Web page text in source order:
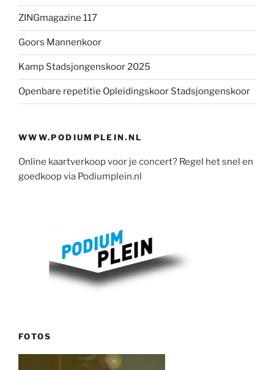
ZINGmagazine 117
Goors Mannenkoor
Kamp Stadsjongenskoor 2025
Openbare repetitie Opleidingskoor Stadsjongenskoor
WWW.PODIUMPLEIN.NL
Online kaartverkoop voor je concert? Regel het snel en
goedkoop via Podiumplein.nl
FOTOS